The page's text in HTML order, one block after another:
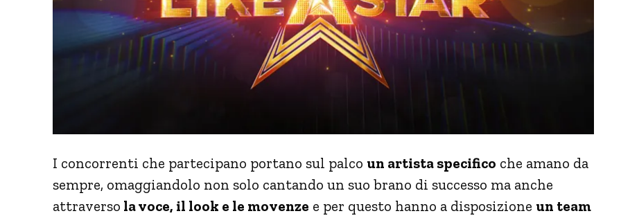
I concorrenti che partecipano portano sul palco un artista specifico che amano da
sempre, omaggiandolo non solo cantando un suo brano di successo ma anche
attraverso la voce, il look e le movenze e per questo hanno a disposizione un team